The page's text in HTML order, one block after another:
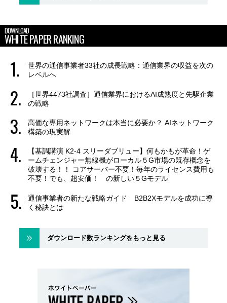
DOWNLOAD
WHITE PAPER RANKING
世界の通信事業者33社の成長戦略：通信業界の収益を次の
レベルへ
［世界4473社調査］通信業界におけるAI成熟度と先駆企業
の戦略
高価な専用ネットワークは本当に必要か？ AIネットワーク
構築の現実解
【基調講演 K2-4 スリーダブリュー】何もかもが革命！ゲ
ームチェンジャー無線機がローカル５G市場の既存概念を
破壊する！！ コアサーバー不要！毎年のライセンス費用も
不要！でも、超安価！ の新しい５Gモデル
通信事業者の新たな戦略ガイド B2B2Xモデルを成功に導
く秘訣とは
ダウンロード数ランキングをもっと見る